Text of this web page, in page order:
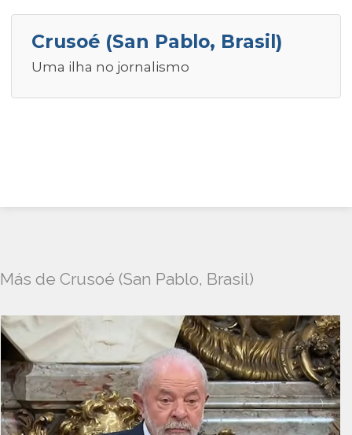
Crusoé (San Pablo, Brasil)
Uma ilha no jornalismo
Más de Crusoé (San Pablo, Brasil)